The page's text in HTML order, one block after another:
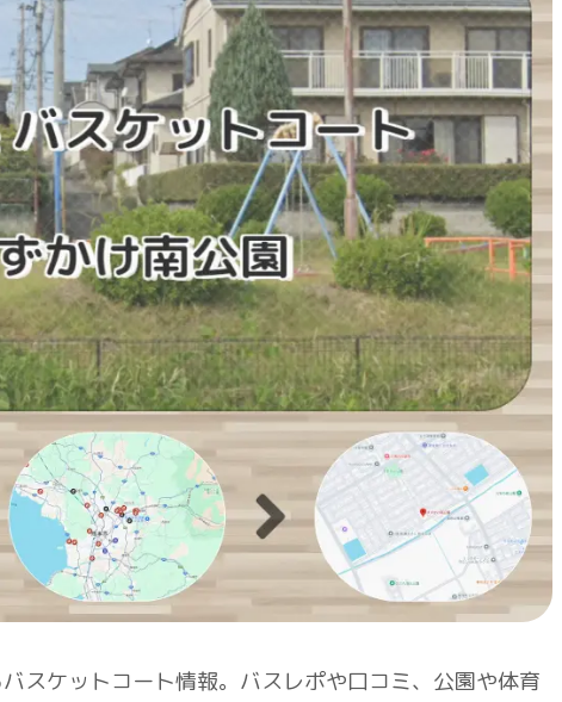
スケットコート情報。バスレポや口コミ、公園や体育